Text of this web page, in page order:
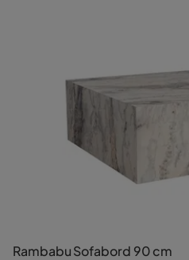
Rambabu Sofabord 90 cm